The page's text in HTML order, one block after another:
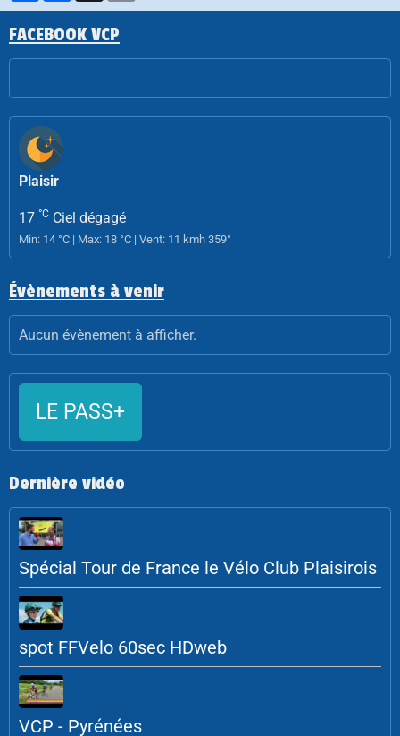
FACEBOOK VCP
Plaisir
17 °C Ciel dégagé
Min: 14 °C | Max: 18 °C | Vent: 11 kmh 359°
Évènements à venir
Aucun évènement à afficher.
LE PASS+
Dernière vidéo
Spécial Tour de France le Vélo Club Plaisirois
spot FFVelo 60sec HDweb
VCP - Pyrénées